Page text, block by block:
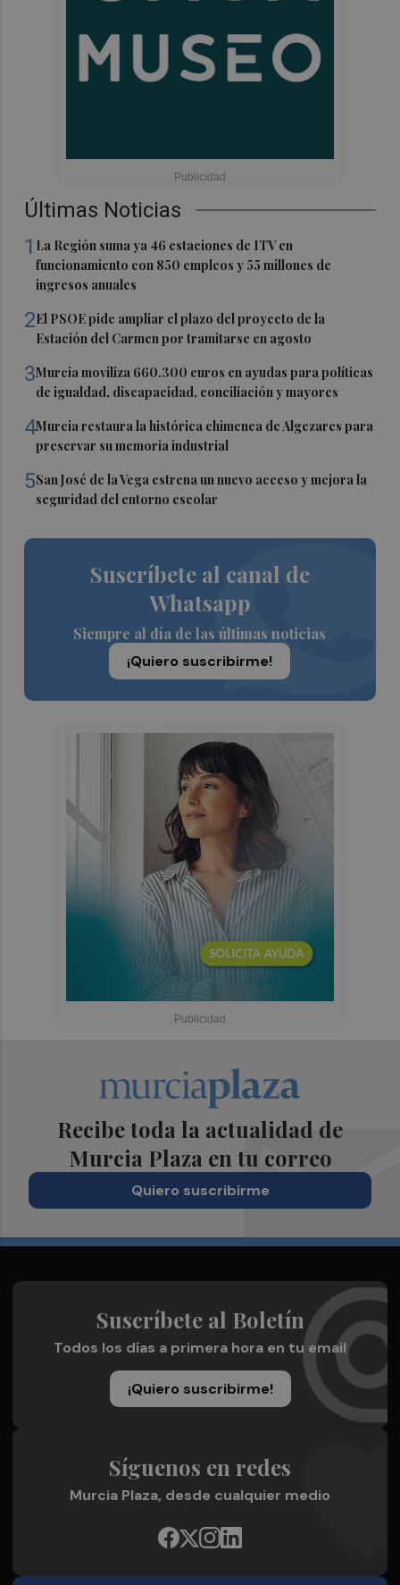
Últimas Noticias
1 La Región suma ya 46 estaciones de ITV en
funcionamiento con 850 empleos y 55 millones de
ingresos anuales
2El PSOE pide ampliar el plazo del proyecto de la
Estación del Carmen por tramitarse en agosto
3Murcia moviliza 660.300 euros en ayudas para políticas
de igualdad, discapacidad, conciliación y mayores
4Murcia restaura la histórica chimenea de Algezares para
preservar su memoria industrial
5San José de la Vega estrena un nuevo acceso y mejora la
seguridad del entorno escolar
Suscríbete al canal de
Whatsapp
Siempre al día de las últimas noticias
¡Quiero suscribirme!
Recibe toda la actualidad de
Murcia Plaza en tu correo
Quiero suscribirme
Suscríbete al Boletín
Todos los días a primera hora en tu email
¡Quiero suscribirme!
Síguenos en redes
Murcia Plaza, desde cualquier medio